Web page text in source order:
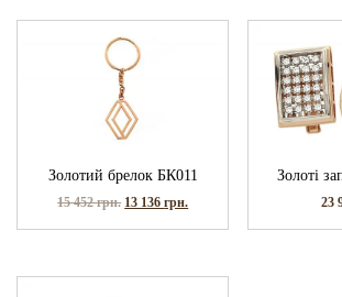
Золотий брелок БК011
15 452грн. 13 136грн.
Золоті
23